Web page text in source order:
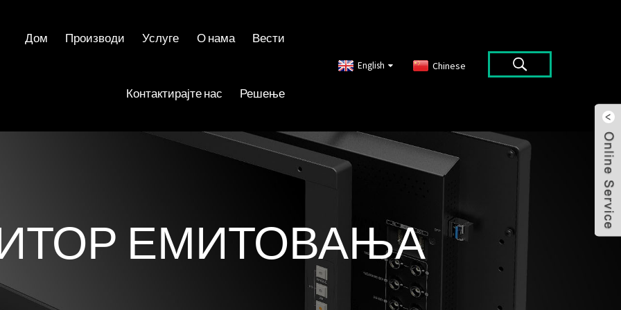
Дом Производи Услуге О нама Вести
Контактирајте нас Решење
English Chinese
ЕМИТОВАЊА